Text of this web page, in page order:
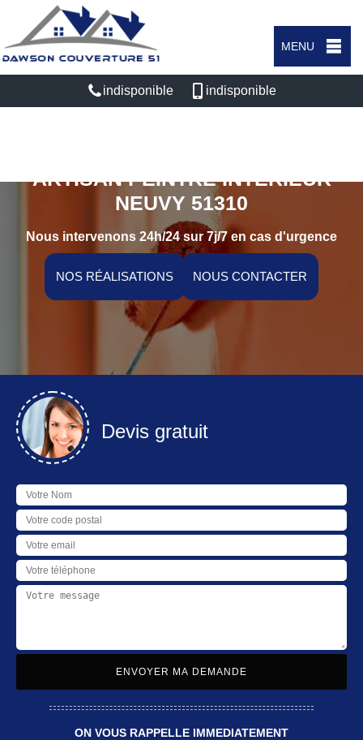
MENU
indisponible indisponible
ARTISAN PEINTRE INTÉRIEUR
NEUVY 51310
Nous intervenons 24h/24 sur 7j/7 en cas d'urgence
NOS RÉALISATIONS NOUS CONTACTER
Devis gratuit
ON VOUS RAPPELLE IMMEDIATEMENT